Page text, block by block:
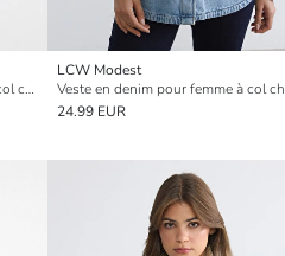
Veste en jean oversize pour femme à col chemise
LCW Modest
Veste en denim pour femme à col
24.99 EUR